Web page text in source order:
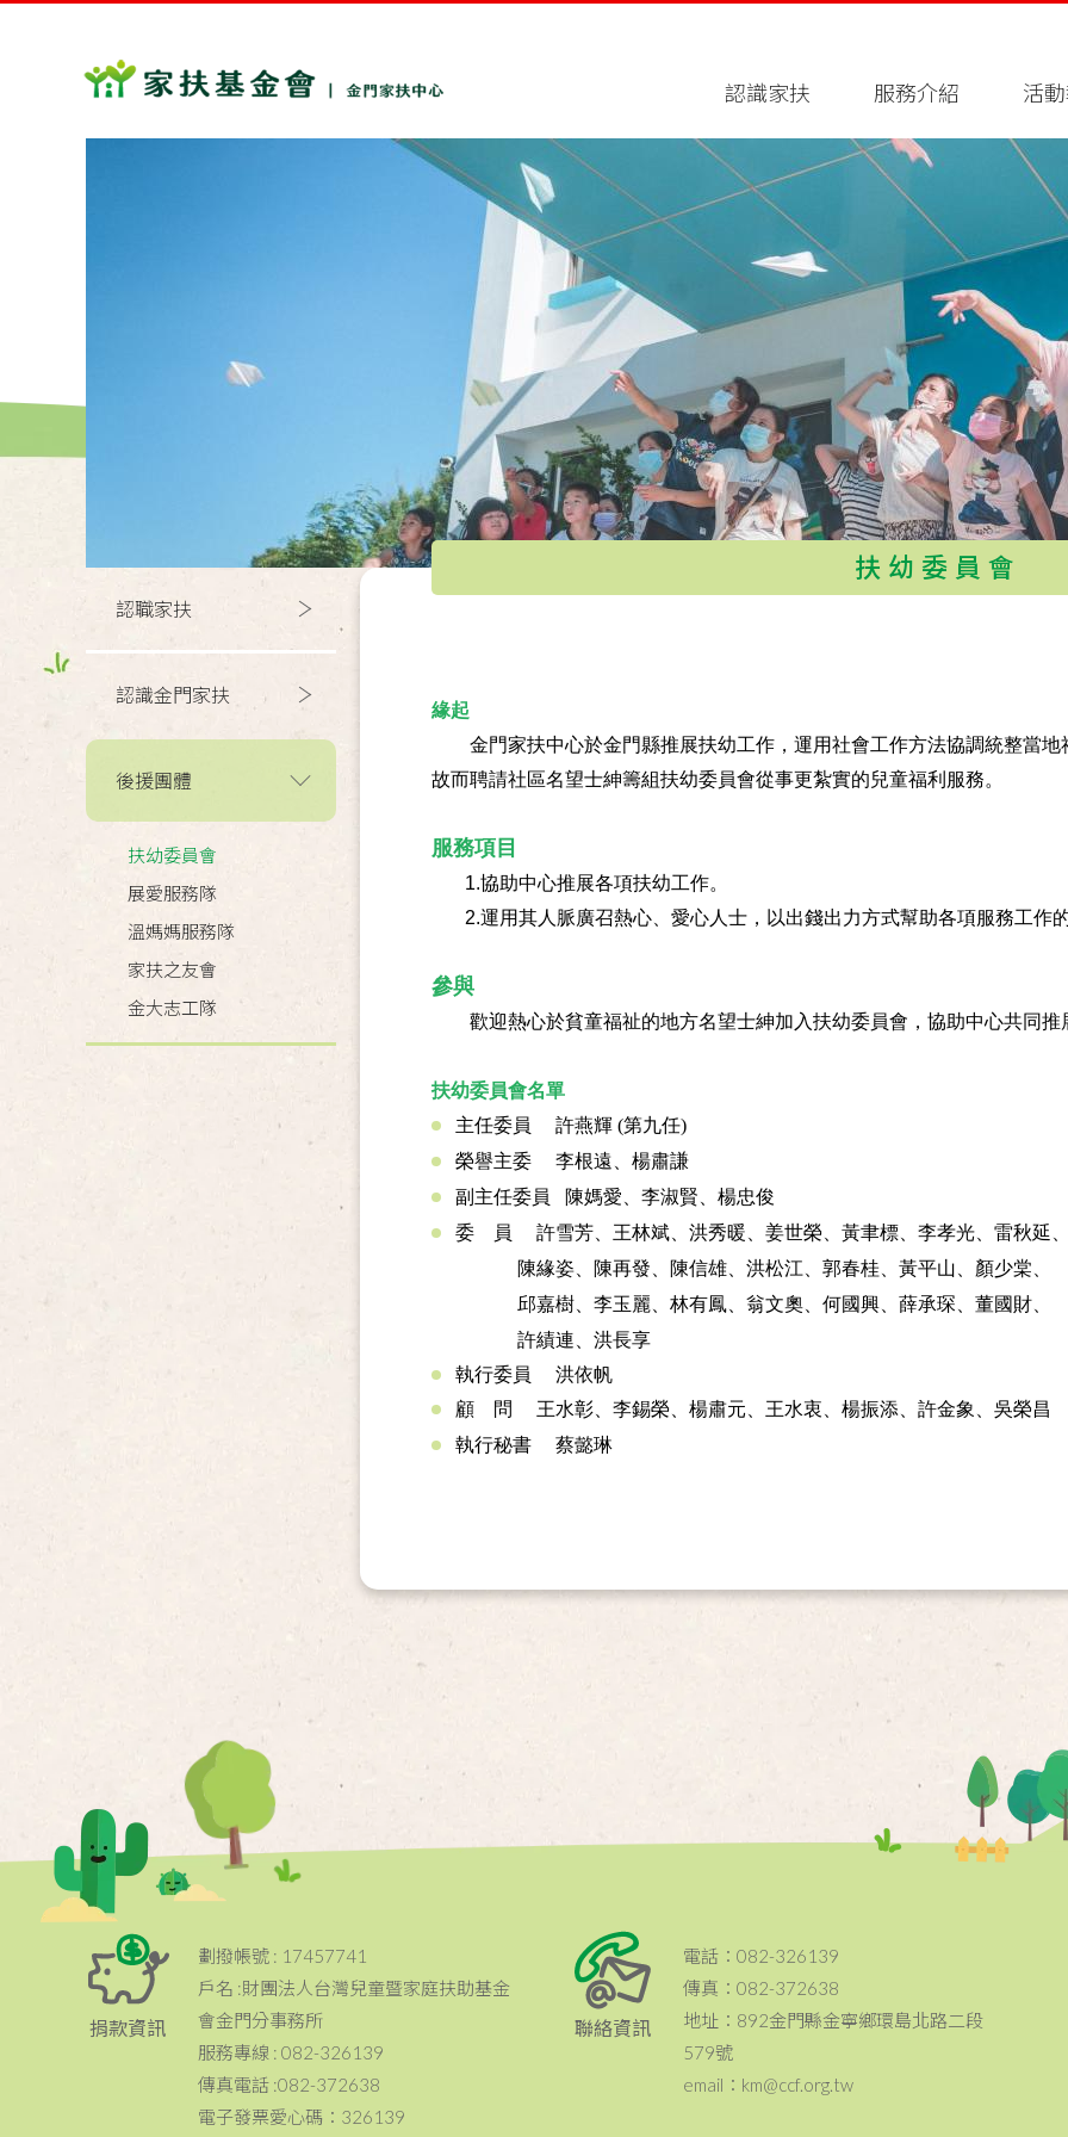
認識家扶 服務介紹 活
認職家扶
認識金門家扶
後援團體
扶幼委員會
展愛服務隊
溫媽媽服務隊
家扶之友會
金大志工隊
扶幼委員會
緣起
金門家扶中心於金門縣推展扶幼工作，運用社會工作方法協調統整當地
故而聘請社區名望士紳籌組扶幼委員會從事更紮實的兒童福利服務。
服務項目
1.協助中心推展各項扶幼工作。
2.運用其人脈廣召熱心、愛心人士，以出錢出力方式幫助各項服務工作
參與
歡迎熱心於貧童福祉的地方名望士紳加入扶幼委員會，協助中心共同推
扶幼委員會名單
主任委員 許燕輝 (第九任)
榮譽主委 李根遠、楊肅謙
副主任委員
陳媽愛、李淑賢、楊忠俊
委 員 許雪芳、王林斌、洪秀暖、姜世榮、黃聿標、 李孝光、 雷秋延
陳緣姿、
陳再發、 陳信雄、 洪松江、 郭春桂 黃平山、 顏少棠、
邱嘉樹、李玉麗、 林有鳳、翁文奧、何國興、薛承琛、董國財、
許績連、洪長享
執行委員 洪依帆
顧 問 王水彰、李錫榮、楊肅元、王水衷、楊振添、許金象、吳榮昌
執行秘書 蔡懿琳
捐款資訊
劃撥帳號 : 17457741
戶名 :財團法人台灣兒童暨家庭扶助基金
會金門分事務所
服務專線 : 082-326139
傳真電話 :082-372638
電子發票愛心碼：326139
聯絡資訊
電話：082-326139
傳真：082-372638
地址：892金門縣金寧鄉環島北路二段
579號
email：km@ccf.org.tw